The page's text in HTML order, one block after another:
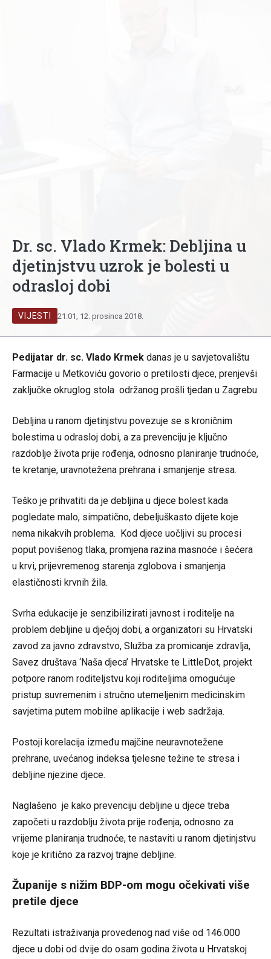
Dr. sc. Vlado Krmek: Debljina u
djetinjstvu uzrok je bolesti u
odrasloj dobi
VIJESTI 21:01, 12. prosinca 2018.
Pedijatar dr. sc. Vlado Krmek danas je u savjetovalištu
Farmacije u Metkoviću govorio o pretilosti djece, prenjevši
zaključke okruglog stola održanog prošli tjedan u Zagrebu
Debljina u ranom djetinjstvu povezuje se s kroničnim
bolestima u odrasloj dobi, a za prevenciju je ključno
razdoblje života prije rođenja, odnosno planiranje trudnoće,
te kretanje, uravnotežena prehrana i smanjenje stresa.
Teško je prihvatiti da je debljina u djece bolest kada
pogledate malo, simpatično, debeljuškasto dijete koje
nema nikakvih problema. Kod djece uočljivi su procesi
poput povišenog tlaka, promjena razina masnoće i šećera
u krvi, prijevremenog starenja zglobova i smanjenja
elastičnosti krvnih žila.
Svrha edukacije je senzibilizirati javnost i roditelje na
problem debljine u dječjoj dobi, a organizatori su Hrvatski
zavod za javno zdravstvo, Služba za promicanje zdravlja,
Savez društava ‘Naša djeca’ Hrvatske te LittleDot, projekt
potpore ranom roditeljstvu koji roditeljima omogućuje
pristup suvremenim i stručno utemeljenim medicinskim
savjetima putem mobilne aplikacije i web sadržaja.
Postoji korelacija između majčine neuravnotežene
prehrane, uvećanog indeksa tjelesne težine te stresa i
debljine njezine djece.
Naglašeno je kako prevenciju debljine u djece treba
započeti u razdoblju života prije rođenja, odnosno za
vrijeme planiranja trudnoće, te nastaviti u ranom djetinjstvu
koje je kritično za razvoj trajne debljine.
Županije s nižim BDP-om mogu očekivati više
pretile djece
Rezultati istraživanja provedenog nad više od 146.000
djece u dobi od dvije do osam godina života u Hrvatskoj